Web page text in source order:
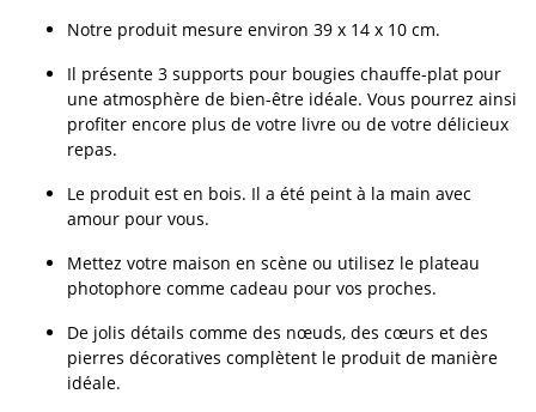
Notre produit mesure environ 39 x 14 x 10 cm.
Il présente 3 supports pour bougies chauffe-plat pour
une atmosphère de bien-être idéale. Vous pourrez ainsi
profiter encore plus de votre livre ou de votre délicieux
repas.
Le produit est en bois. Il a été peint à la main avec
amour pour vous.
Mettez votre maison en scène ou utilisez le plateau
photophore comme cadeau pour vos proches.
De jolis détails comme des nœuds, des cœurs et des
pierres décoratives complètent le produit de manière
idéale.